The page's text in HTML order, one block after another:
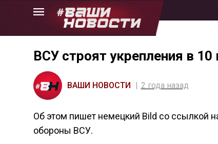
Skip
ВСУ строят укрепления в
ВАШИ НОВОСТИ 2 года назад
Об этом пишет немецкий Bild со ссылкой
обороны ВСУ.